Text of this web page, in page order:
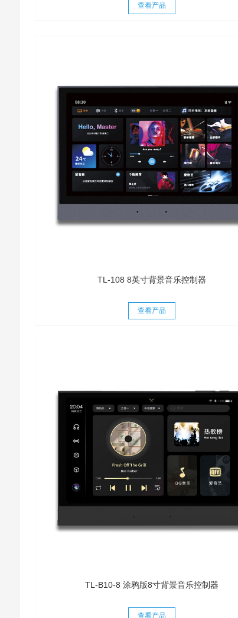
查看产品
TL-108 8英寸背景音乐控制器
查看产品
TL-B10-8 涂鸦版8寸背景音乐控制器
查看产品